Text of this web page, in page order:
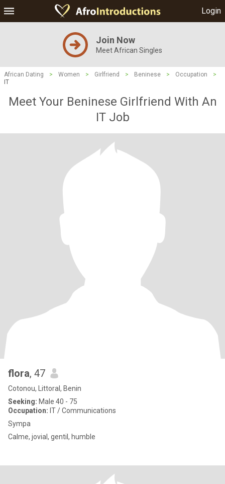
Login
Join Now
Meet African Singles
African Dating > Women > Girlfriend > Beninese > Occupation
>
IT
Meet Your Beninese Girlfriend With An
IT Job
flora, 47
Cotonou, Littoral, Benin
Seeking: Male 40 - 75
Occupation: IT / Communications
Sympa
Calme, jovial, gentil, humble